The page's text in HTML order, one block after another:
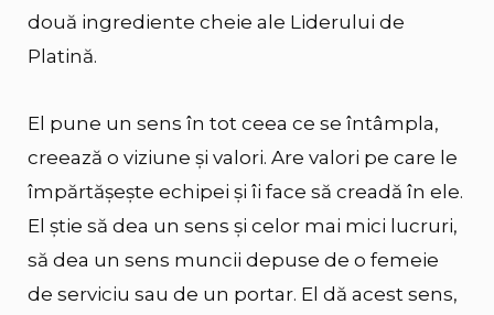
două ingrediente cheie ale Liderului de
Platină.
El pune un sens în tot ceea ce se întâmpla,
creează o viziune și valori. Are valori pe care le
împărtășește echipei și îi face să creadă în ele.
El știe să dea un sens și celor mai mici lucruri,
să dea un sens muncii depuse de o femeie
de serviciu sau de un portar. El dă acest sens,